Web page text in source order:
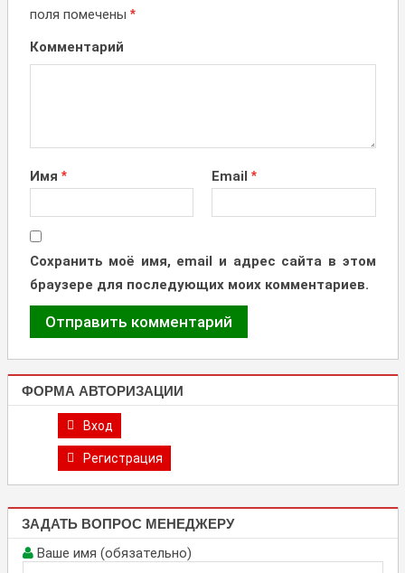
поля помечены *
Комментарий
Имя * Email *
Сохранить моё имя, email и адрес сайта в этом
браузере для последующих моих комментариев.
ФОРМА АВТОРИЗАЦИИ
Вход
Регистрация
ЗАДАТЬ ВОПРОС МЕНЕДЖЕРУ
Ваше имя (обязательно)